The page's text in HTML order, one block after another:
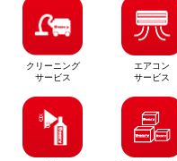
クリーニング
サービス
エアコン
サービス